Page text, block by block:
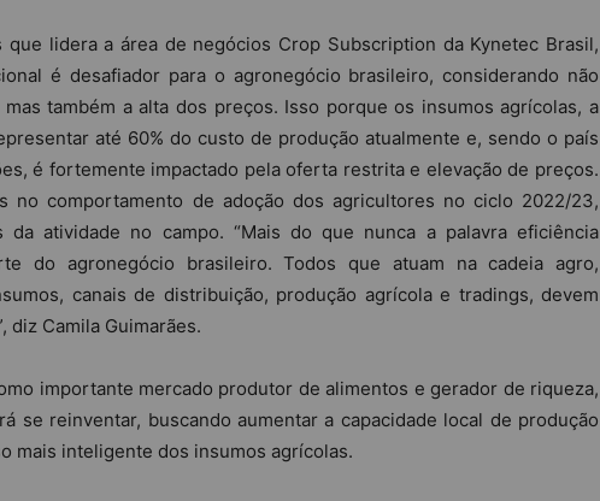
que lidera a área de negócios Crop Subscription da Kynetec Brasil,
é desafiador para o agronegócio brasileiro, considerando não
também a alta dos preços. Isso porque os insumos agrícolas, a
até 60% do custo de produção atualmente e, sendo o país
é fortemente impactado pela oferta restrita e elevação de preços.
no comportamento de adoção dos agricultores no ciclo 2022/23,
da atividade no campo. “Mais do que nunca a palavra eficiência
do agronegócio brasileiro. Todos que atuam na cadeia agro,
canais de distribuição, produção agrícola e tradings, devem
diz Camila Guimarães.
importante mercado produtor de alimentos e gerador de riqueza,
se reinventar, buscando aumentar a capacidade local de produção
mais inteligente dos insumos agrícolas.